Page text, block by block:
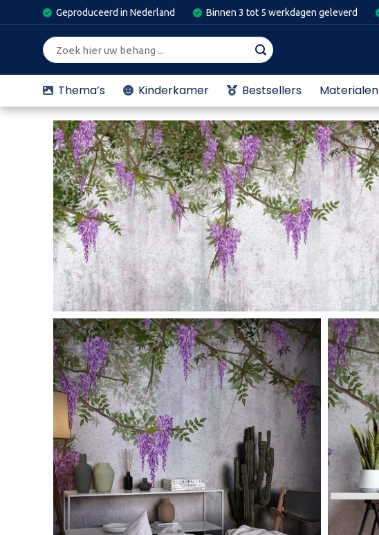
to
Geproduceerd in Nederland Binnen 3 tot 5 werkdagen geleverd
Zoeken
naar:
Thema’s Kinderkamer Bestsellers Materialen